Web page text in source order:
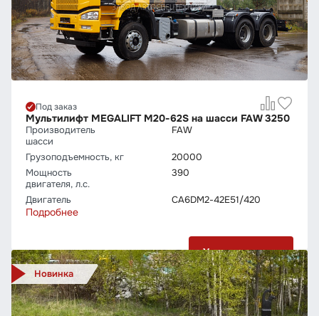
Под заказ
Мультилифт МEGALIFT М20-62S на шасси FAW 3250
Производитель
шасси
FAW
Грузо­подъемность, кг
20000
Мощность
двигателя, л.с.
390
Двигатель CA6DM2-42E51/420
Подробнее
Узнать цену
Новинка